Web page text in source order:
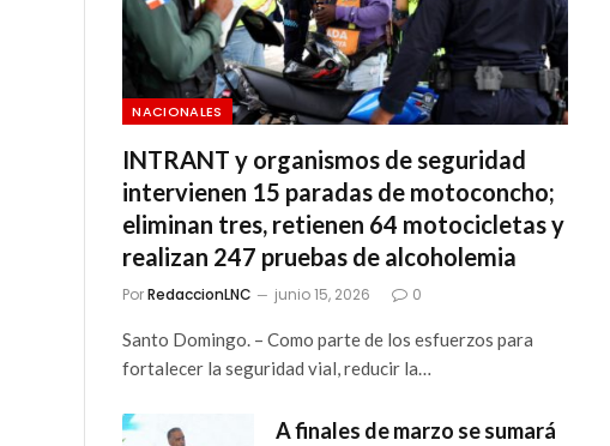
NACIONALES
INTRANT y organismos de seguridad
intervienen 15 paradas de motoconcho;
eliminan tres, retienen 64 motocicletas y
realizan 247 pruebas de alcoholemia
PorRedaccionLNC junio 15, 2026 0
Santo Domingo. – Como parte de los esfuerzos para
fortalecer la seguridad vial, reducir la…
A finales de marzo se sumará